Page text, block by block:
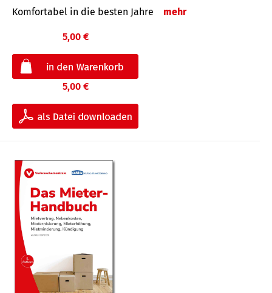
Komfortabel in die besten Jahre mehr
5,00 €
5,00 €